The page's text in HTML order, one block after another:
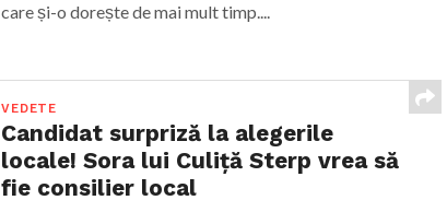
care și-o dorește de mai mult timp....
VEDETE
Candidat surpriză la alegerile
locale! Sora lui Culiță Sterp vrea să
fie consilier local